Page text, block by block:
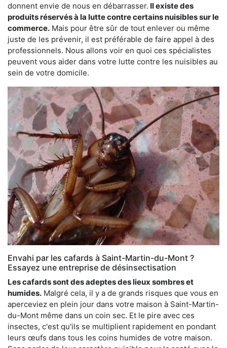
donnent envie de nous en débarrasser. Il existe des
produits réservés à la lutte contre certains nuisibles sur le
commerce. Mais pour être sûr de tout enlever ou même
juste de les prévenir, il est préférable de faire appel à des
professionnels. Nous allons voir en quoi ces spécialistes
peuvent vous aider dans votre lutte contre les nuisibles au
sein de votre domicile.
Envahi par les cafards à Saint-Martin-du-Mont ?
Essayez une entreprise de désinsectisation
Les cafards sont des adeptes des lieux sombres et
humides. Malgré cela, il y a de grands risques que vous en
aperceviez en plein jour dans votre maison à Saint-Martin-
du-Mont même dans un coin sec. Et le pire avec ces
insectes, c'est qu'ils se multiplient rapidement en pondant
leurs œufs dans tous les coins humides de votre maison.